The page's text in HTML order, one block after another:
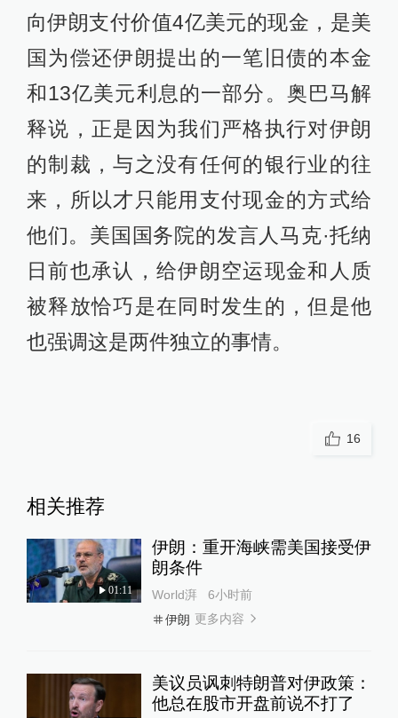
向伊朗支付价值4亿美元的现金，是美
国为偿还伊朗提出的一笔旧债的本金
和13亿美元利息的一部分。奥巴马解
释说，正是因为我们严格执行对伊朗
的制裁，与之没有任何的银行业的往
来，所以才只能用支付现金的方式给
他们。美国国务院的发言人马克·托纳
日前也承认，给伊朗空运现金和人质
被释放恰巧是在同时发生的，但是他
也强调这是两件独立的事情。
16
相关推荐
01:11
伊朗：重开海峡需美国接受伊
朗条件
World湃
6小时前
伊朗 更多内容
美议员讽刺特朗普对伊政策：
他总在股市开盘前说不打了